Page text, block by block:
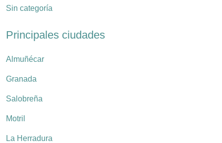
Sin categoría
Principales ciudades
Almuñécar
Granada
Salobreña
Motril
La Herradura